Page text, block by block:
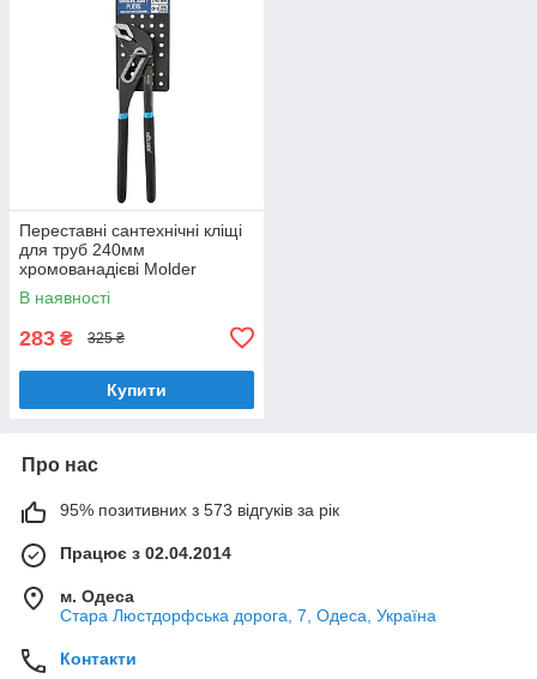
Переставні сантехнічні кліщі
для труб 240мм
хромованадієві Molder
(MT47324)
В наявності
283 ₴ 325 ₴
Купити
Про нас
95% позитивних з 573 відгуків за рік
Працює з 02.04.2014
м. Одеса
Стара Люстдорфська дорога, 7, Одеса, Україна
Контакти